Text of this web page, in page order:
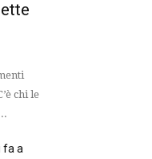
chi le
fa a